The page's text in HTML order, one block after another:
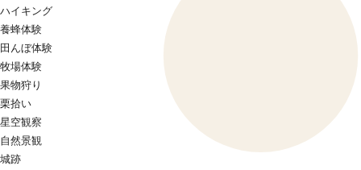
ハイキング
養蜂体験
田んぼ体験
牧場体験
果物狩り
栗拾い
星空観察
自然景観
城跡